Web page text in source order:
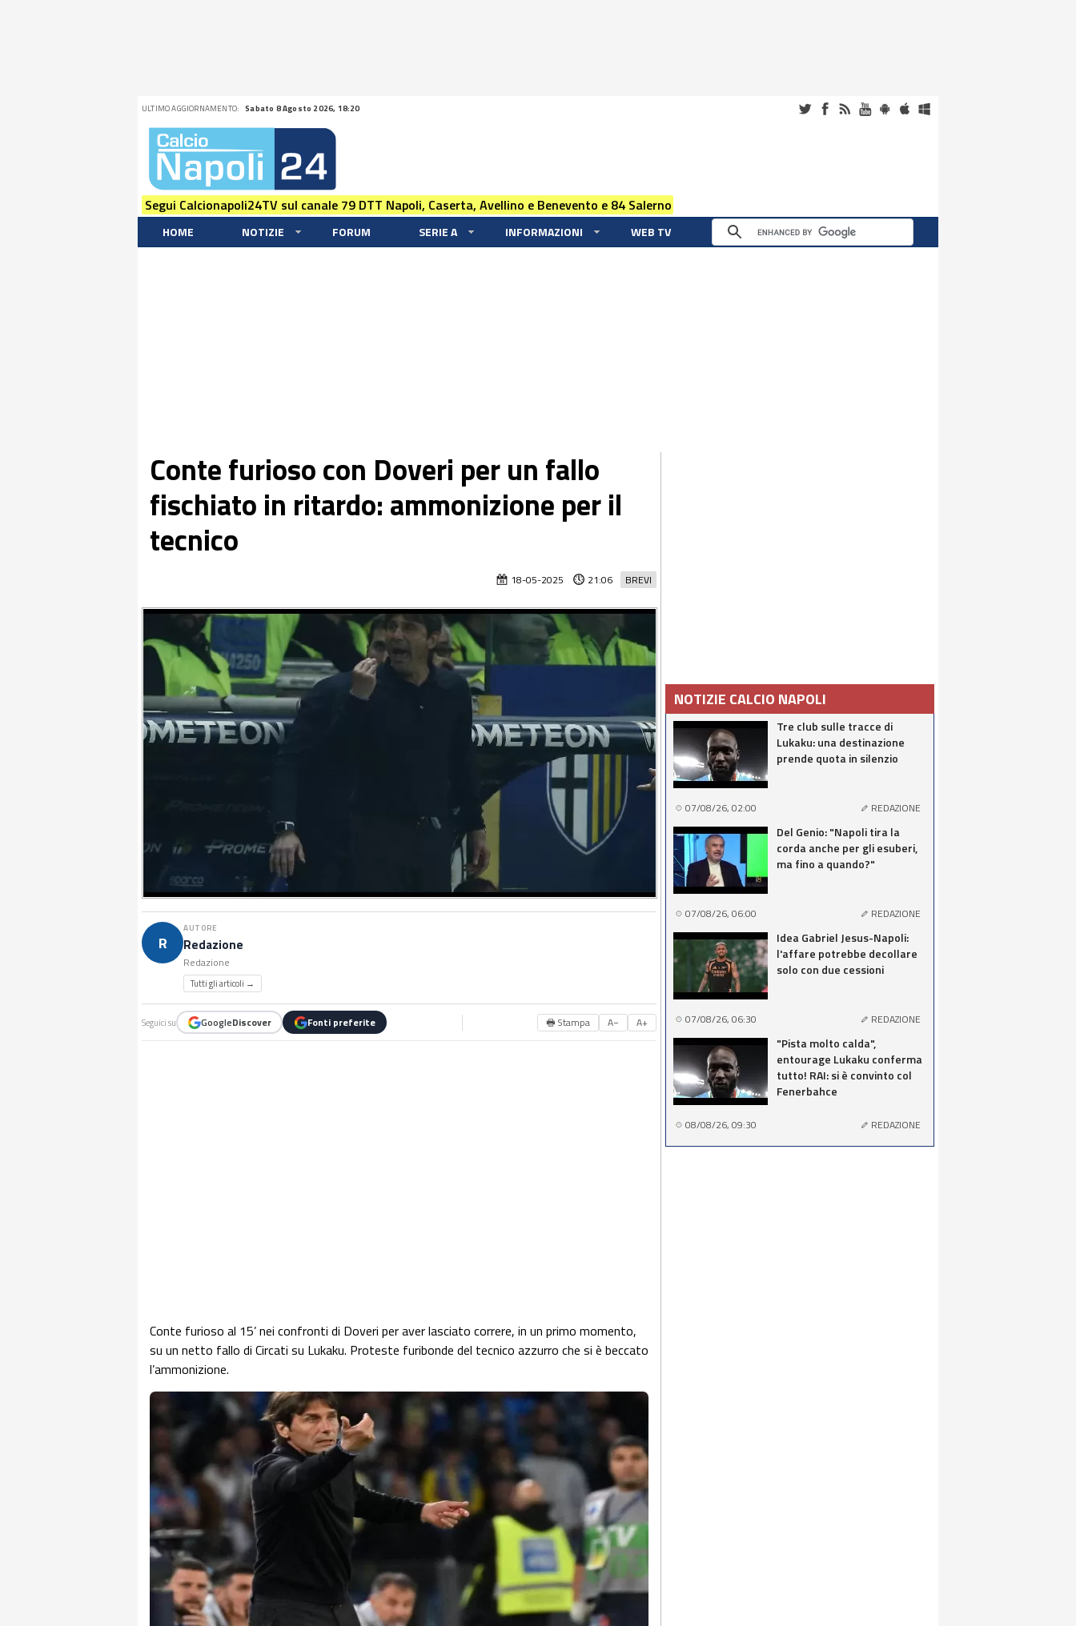
ULTIMO AGGIORNAMENTO: Sabato 8 Agosto 2026, 18:20
Segui Calcionapoli24TV sul canale 79 DTT Napoli, Caserta, Avellino e Benevento e 84 Salerno
HOME NOTIZIE FORUM SERIE A INFORMAZIONI WEB TV
Conte furioso con Doveri per un fallo
fischiato in ritardo: ammonizione per il
tecnico
BREVI
18-05-2025 21:06
R
AUTORE
Redazione
Redazione
Tutti gli articoli →
Seguici su GoogleDiscover Fonti preferite 🖶 Stampa A− A+
Conte furioso al 15’ nei confronti di Doveri per aver lasciato correre, in un primo momento,
su un netto fallo di Circati su Lukaku. Proteste furibonde del tecnico azzurro che si è beccato
l’ammonizione.
NOTIZIE CALCIO NAPOLI
Tre club sulle tracce di
Lukaku: una destinazione
prende quota in silenzio
07/08/26, 02:00 REDAZIONE
Del Genio: "Napoli tira la
corda anche per gli esuberi,
ma fino a quando?"
07/08/26, 06:00 REDAZIONE
Idea Gabriel Jesus-Napoli:
l'affare potrebbe decollare
solo con due cessioni
07/08/26, 06:30 REDAZIONE
"Pista molto calda",
entourage Lukaku conferma
tutto! RAI: si è convinto col
Fenerbahce
08/08/26, 09:30 REDAZIONE